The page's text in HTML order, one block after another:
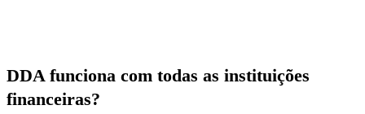
DDA funciona com todas as instituições
financeiras?